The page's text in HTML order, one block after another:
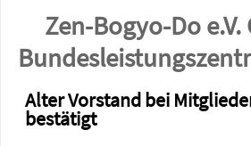
Zen-Bogyo-Do
Alter Vorstand bei
bestätigt